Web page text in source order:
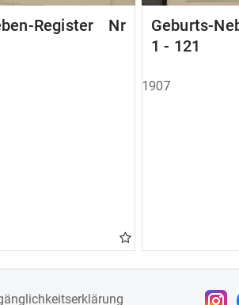
Register Nr
Geburts-
1 - 121
1907